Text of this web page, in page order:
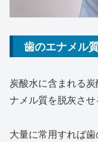
歯のエナメル
炭酸水に含まれる
ナメル質を脱灰させ
大量に常用すれば歯